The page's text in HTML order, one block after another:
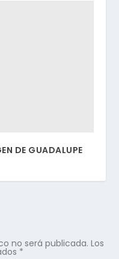
DE GUADALUPE
no será publicada. Los
*